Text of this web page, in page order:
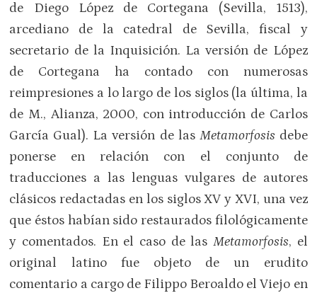
de Diego López de Cortegana (Sevilla, 1513),
arcediano de la catedral de Sevilla, fiscal y
secretario de la Inquisición. La versión de López
de Cortegana ha contado con numerosas
reimpresiones a lo largo de los siglos (la última, la
de M., Alianza, 2000, con introducción de Carlos
García Gual). La versión de las Metamorfosis debe
ponerse en relación con el conjunto de
traducciones a las lenguas vulgares de autores
clásicos redactadas en los siglos XV y XVI, una vez
que éstos habían sido restaurados filológicamente
y comentados. En el caso de las Metamorfosis, el
original latino fue objeto de un erudito
comentario a cargo de Filippo Beroaldo el Viejo en